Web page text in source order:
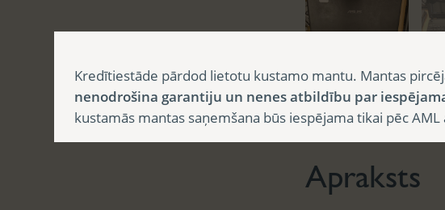
Apraksts
Apraksts
Kredītiestāde pārdod lietotu kustamo mantu. Mantas
nenodrošina garantiju un nenes atbildību par
kustamās mantas saņemšana būs iespējama tikai pēc